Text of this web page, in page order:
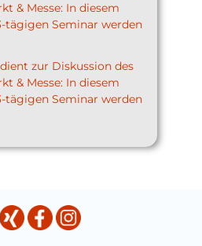
& Messe: In diesem
tägigen Seminar werden
zur Diskussion des
& Messe: In diesem
tägigen Seminar werden